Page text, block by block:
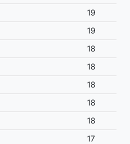
19
19
18
18
18
18
18
17